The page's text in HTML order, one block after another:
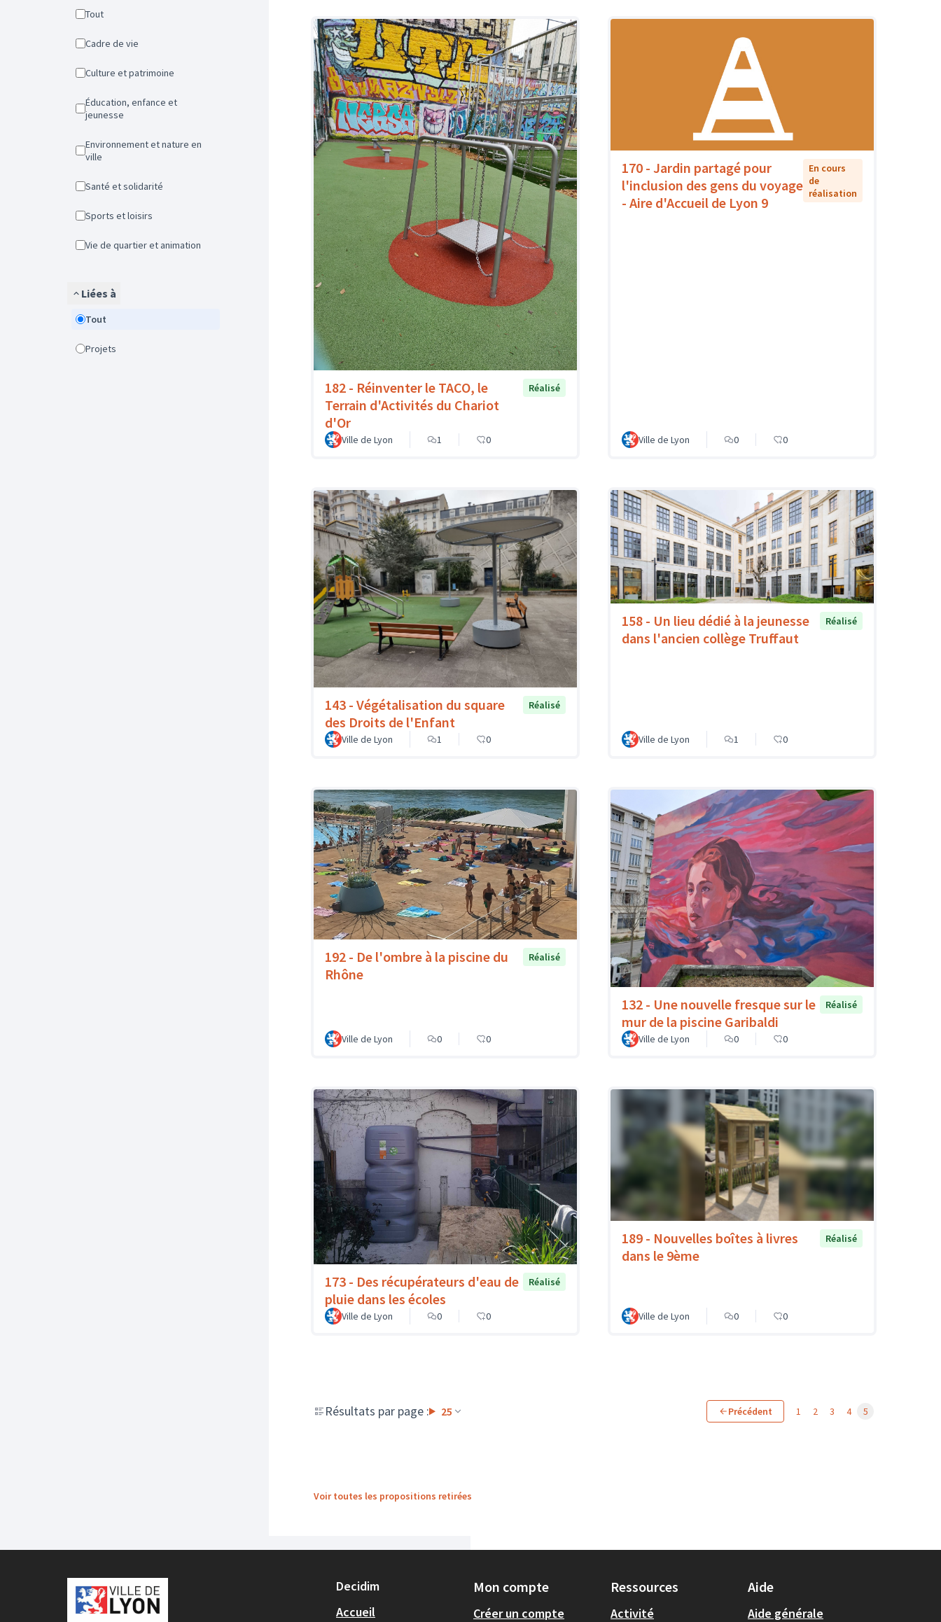
Tout
Cadre de vie
Culture et patrimoine
Éducation, enfance et
jeunesse
Environnement et nature en
ville
Santé et solidarité
Sports et loisirs
Vie de quartier et animation
Liées à
Tout
Projets
182 - Réinventer le TACO, le
Terrain d'Activités du Chariot
d'Or
Réalisé
Ville de Lyon 1 0
170 - Jardin partagé pour
l'inclusion des gens du voyage
- Aire d'Accueil de Lyon 9
En cours
de
réalisation
Ville de Lyon 0 0
143 - Végétalisation du square
des Droits de l'Enfant
Réalisé
Ville de Lyon 1 0
158 - Un lieu dédié à la jeunesse
dans l'ancien collège Truffaut
Réalisé
Ville de Lyon 1 0
192 - De l'ombre à la piscine du
Rhône
Réalisé
Ville de Lyon 0 0
132 - Une nouvelle fresque sur le
mur de la piscine Garibaldi
Réalisé
Ville de Lyon 0 0
173 - Des récupérateurs d'eau de
pluie dans les écoles
Réalisé
Ville de Lyon 0 0
189 - Nouvelles boîtes à livres
dans le 9ème
Réalisé
Ville de Lyon 0 0
Résultats par page : 25 Précédent 1 2 3 4 5
Voir toutes les propositions retirées
Decidim
Accueil
Mon compte
Créer un compte
Ressources
Activité
Aide
Aide générale